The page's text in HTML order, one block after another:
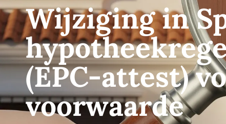
Wijziging in
(EPC-attest)
voorwaarde